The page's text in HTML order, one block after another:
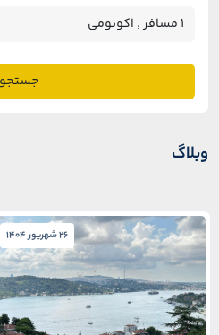
جستجو
وبلاگ
26 شهریور 1404